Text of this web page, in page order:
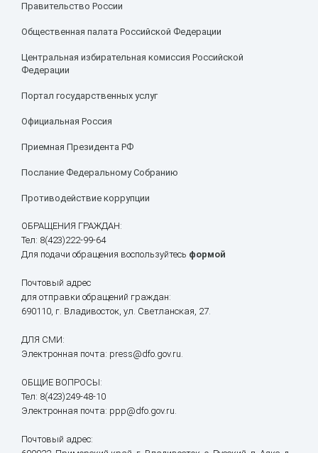
Правительство России
Общественная палата Российской Федерации
Центральная избирательная комиссия Российской
Федерации
Портал государственных услуг
Официальная Россия
Приемная Президента РФ
Послание Федеральному Собранию
Противодействие коррупции
ОБРАЩЕНИЯ ГРАЖДАН:
Тел: 8(423)222-99-64
Для подачи обращения воспользуйтесь формой
Почтовый адрес
для отправки обращений граждан:
690110, г. Владивосток, ул. Светланская, 27.
ДЛЯ СМИ:
Электронная почта: press@dfo.gov.ru.
ОБЩИЕ ВОПРОСЫ:
Тел: 8(423)249-48-10
Электронная почта: ppp@dfo.gov.ru.
Почтовый адрес: